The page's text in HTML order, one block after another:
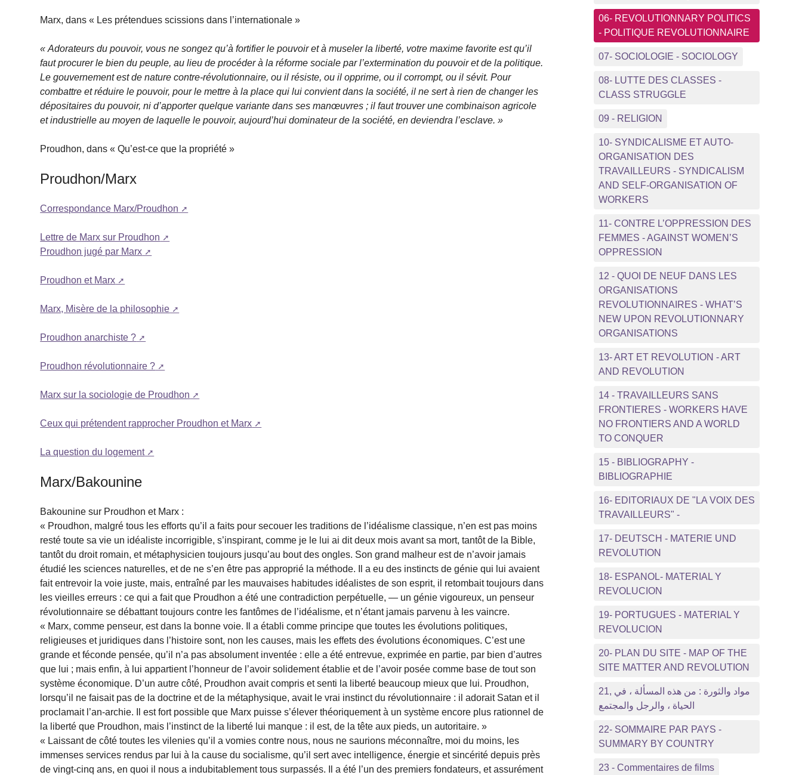
Marx, dans « Les prétendues scissions dans l’internationale »
« Adorateurs du pouvoir, vous ne songez qu’à fortifier le pouvoir et à museler la liberté, votre maxime favorite est qu’il
faut procurer le bien du peuple, au lieu de procéder à la réforme sociale par l’extermination du pouvoir et de la politique.
Le gouvernement est de nature contre-révolutionnaire, ou il résiste, ou il opprime, ou il corrompt, ou il sévit. Pour
combattre et réduire le pouvoir, pour le mettre à la place qui lui convient dans la société, il ne sert à rien de changer les
dépositaires du pouvoir, ni d’apporter quelque variante dans ses manœuvres ; il faut trouver une combinaison agricole
et industrielle au moyen de laquelle le pouvoir, aujourd’hui dominateur de la société, en deviendra l’esclave. »
Proudhon, dans « Qu’est-ce que la propriété »
Proudhon/Marx
Correspondance Marx/Proudhon
Lettre de Marx sur Proudhon
Proudhon jugé par Marx
Proudhon et Marx
Marx, Misère de la philosophie
Proudhon anarchiste ?
Proudhon révolutionnaire ?
Marx sur la sociologie de Proudhon
Ceux qui prétendent rapprocher Proudhon et Marx
La question du logement
Marx/Bakounine
Bakounine sur Proudhon et Marx :
« Proudhon, malgré tous les efforts qu’il a faits pour secouer les traditions de l’idéalisme classique, n’en est pas moins
resté toute sa vie un idéaliste incorrigible, s’inspirant, comme je le lui ai dit deux mois avant sa mort, tantôt de la Bible,
tantôt du droit romain, et métaphysicien toujours jusqu’au bout des ongles. Son grand malheur est de n’avoir jamais
étudié les sciences naturelles, et de ne s’en être pas approprié la méthode. Il a eu des instincts de génie qui lui avaient
fait entrevoir la voie juste, mais, entraîné par les mauvaises habitudes idéalistes de son esprit, il retombait toujours dans
les vieilles erreurs : ce qui a fait que Proudhon a été une contradiction perpétuelle, — un génie vigoureux, un penseur
révolutionnaire se débattant toujours contre les fantômes de l’idéalisme, et n’étant jamais parvenu à les vaincre.
« Marx, comme penseur, est dans la bonne voie. Il a établi comme principe que toutes les évolutions politiques,
religieuses et juridiques dans l’histoire sont, non les causes, mais les effets des évolutions économiques. C’est une
grande et féconde pensée, qu’il n’a pas absolument inventée : elle a été entrevue, exprimée en partie, par bien d’autres
que lui ; mais enfin, à lui appartient l’honneur de l’avoir solidement établie et de l’avoir posée comme base de tout son
système économique. D’un autre côté, Proudhon avait compris et senti la liberté beaucoup mieux que lui. Proudhon,
lorsqu’il ne faisait pas de la doctrine et de la métaphysique, avait le vrai instinct du révolutionnaire : il adorait Satan et il
proclamait l’an-archie. Il est fort possible que Marx puisse s’élever théoriquement à un système encore plus rationnel de
la liberté que Proudhon, mais l’instinct de la liberté lui manque : il est, de la tête aux pieds, un autoritaire. »
« Laissant de côté toutes les vilenies qu’il a vomies contre nous, nous ne saurions méconnaître, moi du moins, les
immenses services rendus par lui à la cause du socialisme, qu’il sert avec intelligence, énergie et sincérité depuis près
de vingt-cinq ans, en quoi il nous a indubitablement tous surpassés. Il a été l’un des premiers fondateurs, et assurément
06- REVOLUTIONNARY POLITICS
- POLITIQUE REVOLUTIONNAIRE
07- SOCIOLOGIE - SOCIOLOGY
08- LUTTE DES CLASSES -
CLASS STRUGGLE
09 - RELIGION
10- SYNDICALISME ET AUTO-
ORGANISATION DES
TRAVAILLEURS - SYNDICALISM
AND SELF-ORGANISATION OF
WORKERS
11- CONTRE L’OPPRESSION DES
FEMMES - AGAINST WOMEN’S
OPPRESSION
12 - QUOI DE NEUF DANS LES
ORGANISATIONS
REVOLUTIONNAIRES - WHAT’S
NEW UPON REVOLUTIONNARY
ORGANISATIONS
13- ART ET REVOLUTION - ART
AND REVOLUTION
14 - TRAVAILLEURS SANS
FRONTIERES - WORKERS HAVE
NO FRONTIERS AND A WORLD
TO CONQUER
15 - BIBLIOGRAPHY -
BIBLIOGRAPHIE
16- EDITORIAUX DE "LA VOIX DES
TRAVAILLEURS" -
17- DEUTSCH - MATERIE UND
REVOLUTION
18- ESPANOL- MATERIAL Y
REVOLUCION
19- PORTUGUES - MATERIAL Y
REVOLUCION
20- PLAN DU SITE - MAP OF THE
SITE MATTER AND REVOLUTION
21, مواد والثورة : من هذه المسألة ، في
الحياة ، والرجل والمجتمع
22- SOMMAIRE PAR PAYS -
SUMMARY BY COUNTRY
23 - Commentaires de films